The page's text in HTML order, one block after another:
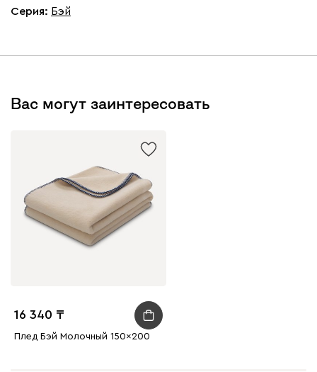
Серия: Бэй
Вас могут заинтересовать
16 340
Плед Бэй Молочный 150x200